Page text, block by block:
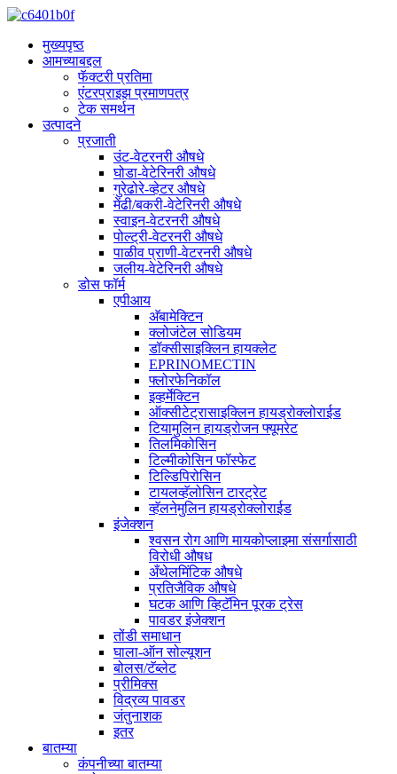
मुख्यपृष्ठ
आमच्याबद्दल
फॅक्टरी प्रतिमा
एंटरप्राइझ प्रमाणपत्र
टेक समर्थन
उत्पादने
प्रजाती
उंट-वेटरनरी औषधे
घोडा-वेटेरिनरी औषधे
गुरेढोरे-व्हेटर औषधे
मेंढी/बकरी-वेटेरिनरी औषधे
स्वाइन-वेटरनरी औषधे
पोल्ट्री-वेटरनरी औषधे
पाळीव प्राणी-वेटरनरी औषधे
जलीय-वेटेरिनरी औषधे
डोस फॉर्म
एपीआय
अ‍ॅबामेक्टिन
क्लोजंटेल सोडियम
डॉक्सीसाइक्लिन हायक्लेट
EPRINOMECTIN
फ्लोरफेनिकॉल
इव्हर्मेक्टिन
ऑक्सीटेट्रासाइक्लिन हायड्रोक्लोराईड
टियामुलिन हायड्रोजन फ्यूमरेट
तिलमिकोसिन
टिल्मीकोसिन फॉस्फेट
टिल्डिपिरोसिन
टायलव्हॅलोसिन टारट्रेट
व्हॅलनेमुलिन हायड्रोक्लोराईड
इंजेक्शन
श्वसन रोग आणि मायकोप्लाझ्मा संसर्गासाठी
विरोधी औषध
अँथेलमिंटिक औषधे
प्रतिजैविक औषधे
घटक आणि व्हिटॅमिन पूरक ट्रेस
पावडर इंजेक्शन
तोंडी समाधान
घाला-ऑन सोल्यूशन
बोलस/टॅब्लेट
प्रीमिक्स
विद्रव्य पावडर
जंतुनाशक
इतर
बातम्या
कंपनीच्या बातम्या